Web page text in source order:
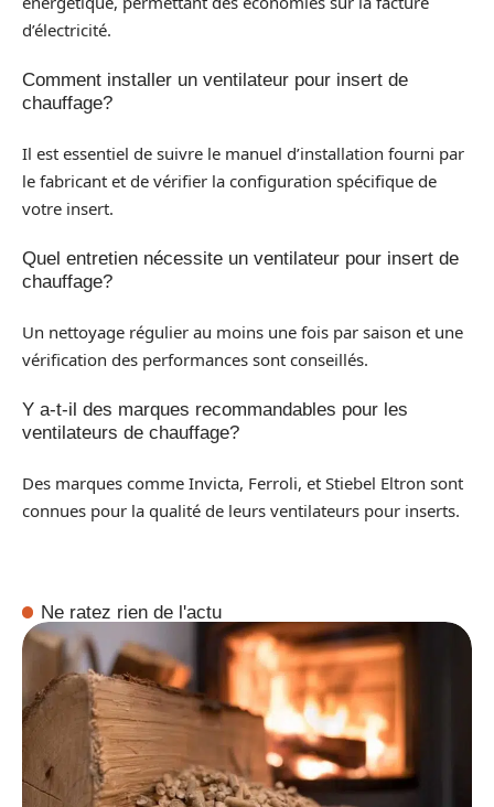
d’électricité.
Comment installer un ventilateur pour insert de
chauffage?
Il est essentiel de suivre le manuel d’installation fourni par
le fabricant et de vérifier la configuration spécifique de
votre insert.
Quel entretien nécessite un ventilateur pour insert de
chauffage?
Un nettoyage régulier au moins une fois par saison et une
vérification des performances sont conseillés.
Y a-t-il des marques recommandables pour les
ventilateurs de chauffage?
Des marques comme Invicta, Ferroli, et Stiebel Eltron sont
connues pour la qualité de leurs ventilateurs pour inserts.
Ne ratez rien de l'actu